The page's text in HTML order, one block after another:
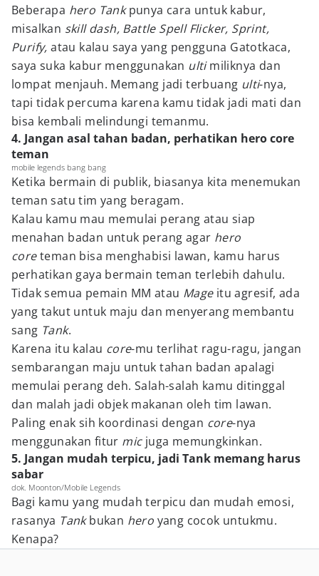
Beberapa hero Tankpunya cara untuk kabur,
misalkan skill dash, Battle Spell Flicker, Sprint,
Purify,atau kalau saya yang pengguna Gatotkaca,
saya suka kabur menggunakan ultimiliknya dan
lompat menjauh. Memang jadi terbuang ulti-nya,
tapi tidak percuma karena kamu tidak jadi mati dan
bisa kembali melindungi temanmu.
4. Jangan asal tahan badan, perhatikan hero core
teman
mobile legends bang bang
Ketika bermain di publik, biasanya kita menemukan
teman satu tim yang beragam.
Kalau kamu mau memulai perang atau siap
menahan badan untuk perang agar hero
coreteman bisa menghabisi lawan, kamu harus
perhatikan gaya bermain teman terlebih dahulu.
Tidak semua pemain MM atau Mage itu agresif, ada
yang takut untuk maju dan menyerang membantu
sang Tank.
Karena itu kalau core-mu terlihat ragu-ragu, jangan
sembarangan maju untuk tahan badan apalagi
memulai perang deh. Salah-salah kamu ditinggal
dan malah jadi objek makanan oleh tim lawan.
Paling enak sih koordinasi dengan core-nya
menggunakan fitur mic juga memungkinkan.
5. Jangan mudah terpicu, jadi Tank memang harus
sabar
dok. Moonton/Mobile Legends
Bagi kamu yang mudah terpicu dan mudah emosi,
rasanya Tankbukan hero yang cocok untukmu.
Kenapa?